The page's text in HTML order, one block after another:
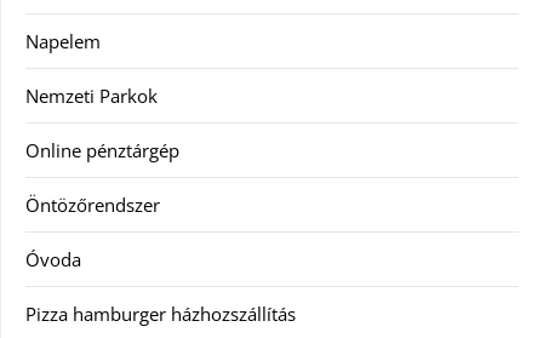
Napelem
Nemzeti Parkok
Online pénztárgép
Öntözőrendszer
Óvoda
Pizza hamburger házhozszállítás